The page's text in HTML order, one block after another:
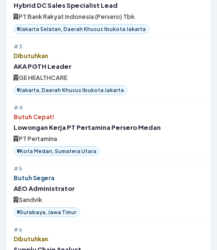
Hybrid DC Sales Specialist Lead
PT Bank Rakyat Indonesia (Persero) Tbk
Jakarta Selatan, Daerah Khusus Ibukota Jakarta
#3
Dibutuhkan
AKA PGTH Leader
GE HEALTHCARE
Jakarta, Daerah Khusus Ibukota Jakarta
#4
Butuh Cepat!
Lowongan Kerja PT Pertamina Persero Medan
PT Pertamina
Kota Medan, Sumatera Utara
#5
Butuh Segera
AEO Administrator
Sandvik
Surabaya, Jawa Timur
#6
Dibutuhkan